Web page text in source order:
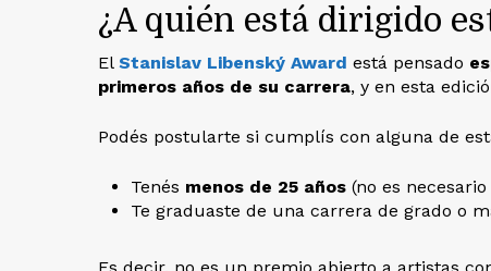
¿A quién está dirigido
ElStanislav Libenský Award está pensado
primeros años de su carrera, y en esta
Podés postularte si cumplís con alguna de
Tenés menos de 25 años (no es
Te graduaste de una carrera de grado o